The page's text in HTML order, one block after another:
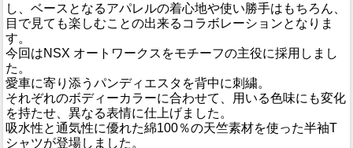
し、ベースとなるアパレルの着心地や使い勝手はもちろん、
目で見ても楽しむことの出来るコラボレーションとなりま
す。
今回はNSX オートワークスをモチーフの主役に採用しまし
た。
愛車に寄り添うパンディエスタを背中に刺繍。
それぞれのボディーカラーに合わせて、用いる色味にも変化
を持たせ、異なる表情に仕上げました。
吸水性と通気性に優れた綿100％の天竺素材を使った半袖T
シャツが登場しました。